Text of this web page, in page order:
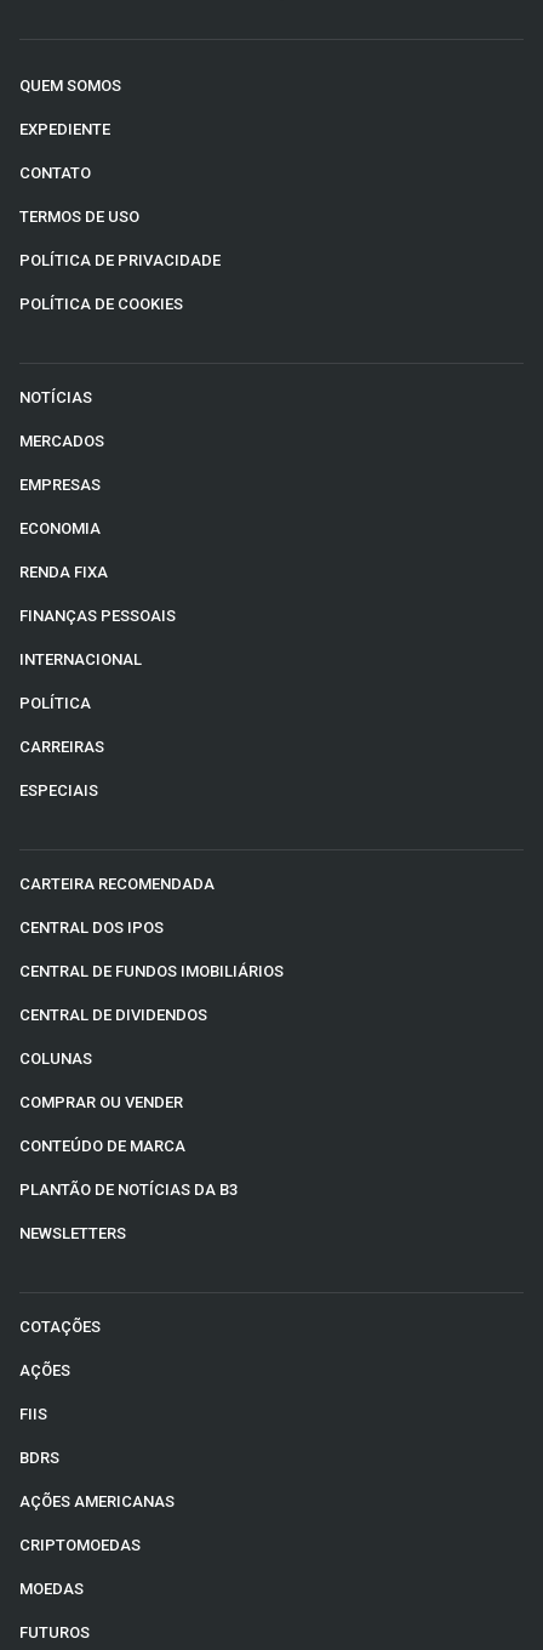
QUEM SOMOS
EXPEDIENTE
CONTATO
TERMOS DE USO
POLÍTICA DE PRIVACIDADE
POLÍTICA DE COOKIES
NOTÍCIAS
MERCADOS
EMPRESAS
ECONOMIA
RENDA FIXA
FINANÇAS PESSOAIS
INTERNACIONAL
POLÍTICA
CARREIRAS
ESPECIAIS
CARTEIRA RECOMENDADA
CENTRAL DOS IPOS
CENTRAL DE FUNDOS IMOBILIÁRIOS
CENTRAL DE DIVIDENDOS
COLUNAS
COMPRAR OU VENDER
CONTEÚDO DE MARCA
PLANTÃO DE NOTÍCIAS DA B3
NEWSLETTERS
COTAÇÕES
AÇÕES
FIIS
BDRS
AÇÕES AMERICANAS
CRIPTOMOEDAS
MOEDAS
FUTUROS